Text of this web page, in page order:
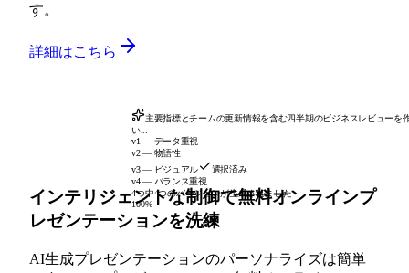
す。
詳細はこちら
主要指標とチームの更新情報を含む四半期のビジネスレビューを
い...
v1 — データ重視
v2 — 物語性
v3 — ビジュアル
選択済み
v4 — バランス重視
4つ中4つのバージョンが生成されました
100%
インテリジェントな制御で無料オンラインプ
レゼンテーションを洗練
AI生成プレゼンテーションのパーソナライズは簡単